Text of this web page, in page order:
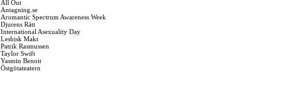
All Out
Antagning.se
Aromantic Spectrum Awareness Week
Djurens Rätt
International Asexuality Day
Lesbisk Makt
Patrik Rasmussen
Taylor Swift
Yasmin Benoit
Östgötateatern